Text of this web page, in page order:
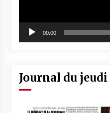
00:00
Journal du jeudi